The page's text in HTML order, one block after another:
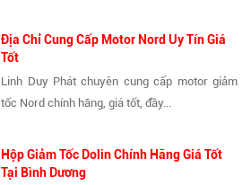
Địa Chỉ Cung Cấp Motor Nord Uy Tín Giá
Tốt
Linh Duy Phát chuyên cung cấp motor giảm
tốc Nord chính hãng, giá tốt, đầy...
Hộp Giảm Tốc Dolin Chính Hãng Giá Tốt
Tại Bình Dương